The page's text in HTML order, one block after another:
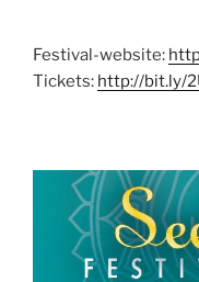
Festival-website:
Tickets: http://bit.ly/